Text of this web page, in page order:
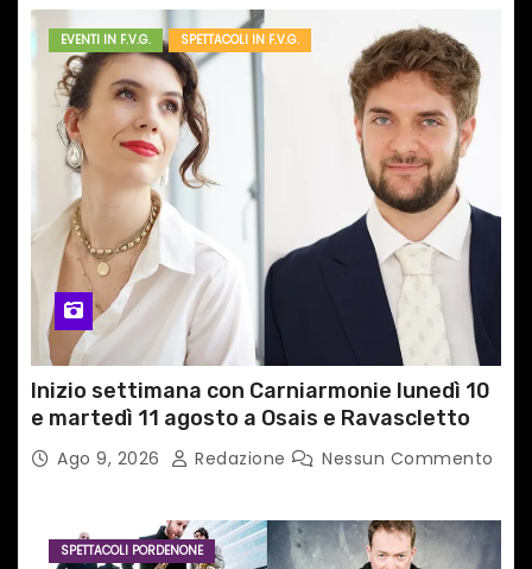
EVENTI IN F.V.G. SPETTACOLI IN F.V.G.
Inizio settimana con Carniarmonie lunedì 10
e martedì 11 agosto a Osais e Ravascletto
Ago 9, 2026 Redazione Nessun Commento
SPETTACOLI PORDENONE